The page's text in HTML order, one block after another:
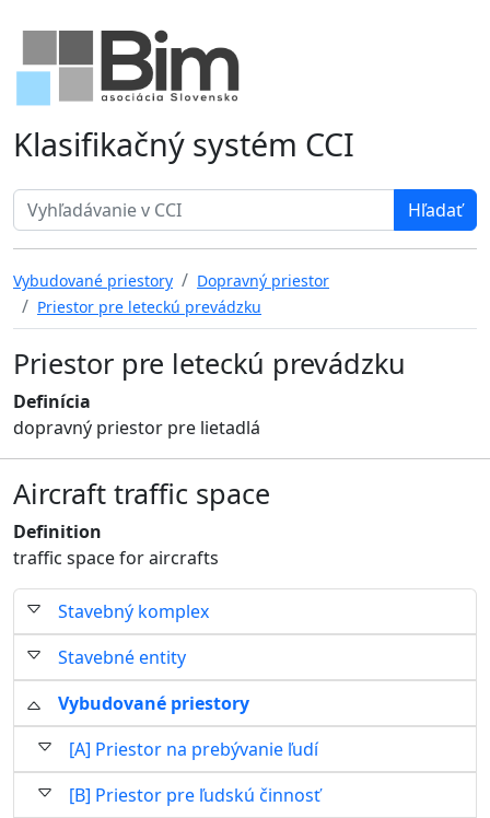
Klasifikačný systém CCI
Search term
Stavebný komplex
Stavebné entity
Vybudované priestory
[A] Priestor na prebývanie ľudí
[B] Priestor pre ľudskú činnosť
Vybudované priestory
Dopravný priestor
Priestor pre leteckú prevádzku
Priestor pre leteckú prevádzku
Definícia
dopravný priestor pre lietadlá
Aircraft traffic space
Definition
traffic space for aircrafts